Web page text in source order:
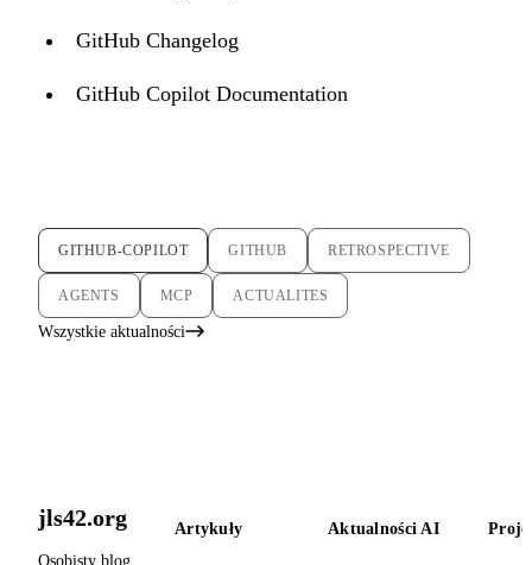
GitHub Changelog
GitHub Copilot Documentation
GITHUB-COPILOT GITHUB RETROSPECTIVE
AGENTS MCP ACTUALITES
Wszystkie aktualności
jls42.org
Osobisty blog
Artykuły Aktualności AI